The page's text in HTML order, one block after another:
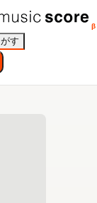
β
す